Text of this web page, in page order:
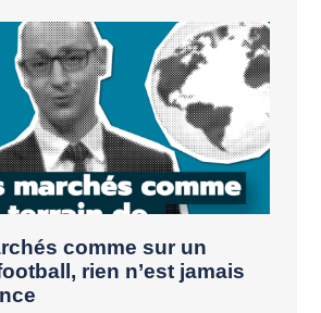
comme sur un
rien n’est jamais